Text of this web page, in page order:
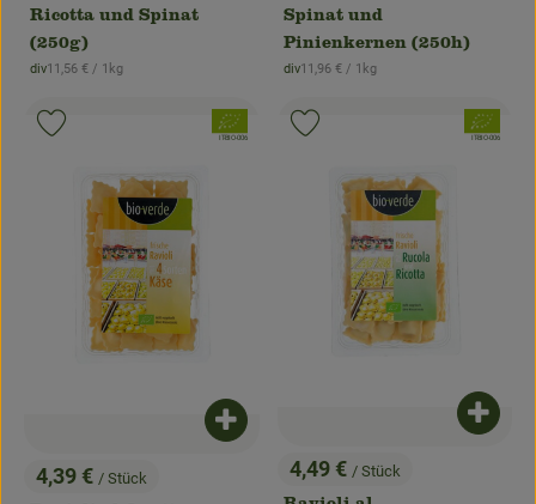
Ricotta und Spinat
(250g)
, Herkunft:
div, Referenzpreis:
11,56 € / 1kg
Spinat und
Pinienkernen (250h)
, Herkunft:
div, Referenzpreis:
11,96 € / 1kg
, Preis:
4,39 € / Stück
Produkt zum Warenkorb hinzufügen
, Verband:
, Kontrollstelle:
IT-BIO-006
Produkt zu Favouriten hinzufügen
, Preis:
4,49 € / Stück
, Verband:
, Kontrollstelle:
IT-BIO-006
Produkt zu Favouriten hinzufügen